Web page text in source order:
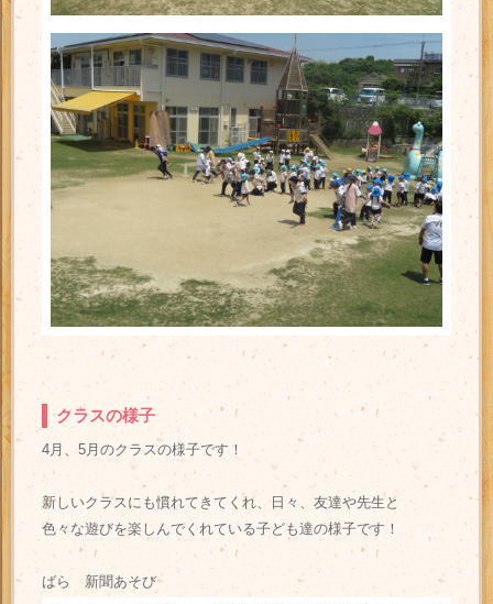
クラスの様子
4月、5月のクラスの様子です！
新しいクラスにも慣れてきてくれ、日々、友達や先生と
色々な遊びを楽しんでくれている子ども達の様子です！
ばら 新聞あそび